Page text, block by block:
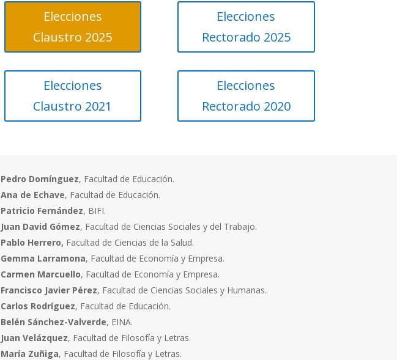
Elecciones
Claustro 2025
Elecciones
Claustro 2021
Elecciones
Rectorado 2025
Elecciones
Rectorado 2020
Pedro Domínguez, Facultad de Educación.
Ana de Echave, Facultad de Educación.
Patricio Fernández, BIFI.
Juan David Gómez, Facultad de Ciencias Sociales y del Trabajo.
Pablo Herrero, Facultad de Ciencias de la Salud.
Gemma Larramona, Facultad de Economía y Empresa.
Carmen Marcuello, Facultad de Economía y Empresa.
Francisco Javier Pérez, Facultad de Ciencias Sociales y Humanas.
Carlos Rodríguez, Facultad de Educación.
Belén Sánchez-Valverde, EINA.
Juan Velázquez, Facultad de Filosofía y Letras.
María Zuñiga, Facultad de Filosofía y Letras.